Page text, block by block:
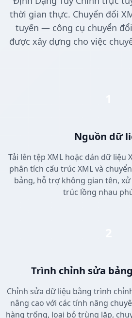
thời gian thực. Chuyển đổi
tuyến — công cụ chuyển
được xây dựng cho việc
Nguồn dữ
Tải lên tệp XML hoặc dán dữ liệu
phân tích cấu trúc XML và
bảng, hỗ trợ không gian tên,
trúc lồng nhau
Trình chỉnh sửa
Chỉnh sửa dữ liệu bằng trình
nâng cao với các tính năng
hàng trống, loại bỏ trùng lặp,